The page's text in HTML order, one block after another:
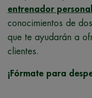
entrenador
conocimientos de
que te ayudarán a
clientes.
¡Fórmate para